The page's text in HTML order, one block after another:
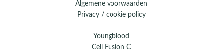
Algemene voorwaarden
Privacy / cookie policy
Youngblood
Cell Fusion C